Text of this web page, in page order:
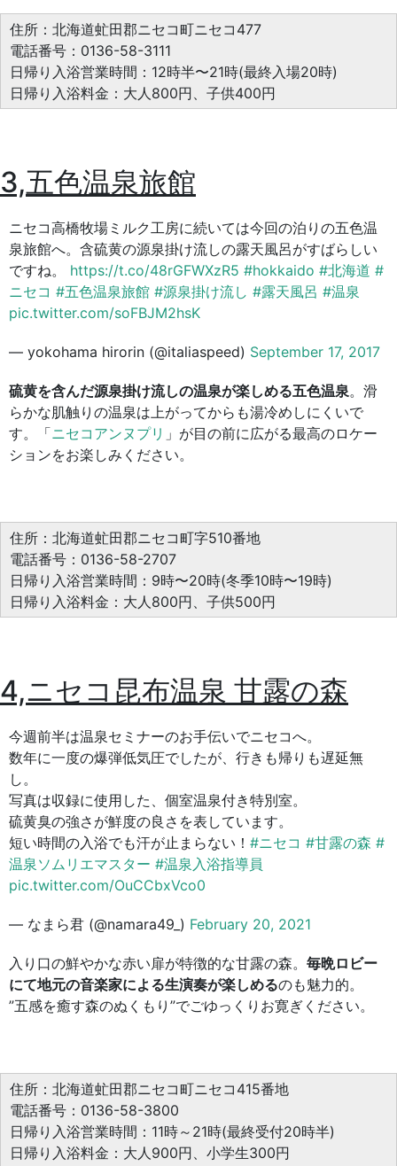
住所：北海道虻田郡ニセコ町ニセコ477
電話番号：0136-58-3111
日帰り入浴営業時間：12時半〜21時(最終入場20時)
日帰り入浴料金：大人800円、子供400円
3,五色温泉旅館
ニセコ高橋牧場ミルク工房に続いては今回の泊りの五色温
泉旅館へ。含硫黄の源泉掛け流しの露天風呂がすばらしい
ですね。 https://t.co/48rGFWXzR5 #hokkaido #北海道 #
ニセコ #五色温泉旅館 #源泉掛け流し #露天風呂 #温泉
pic.twitter.com/soFBJM2hsK
— yokohama hirorin (@italiaspeed) September 17, 2017
硫黄を含んだ源泉掛け流しの温泉が楽しめる五色温泉。滑
らかな肌触りの温泉は上がってからも湯冷めしにくいで
す。「ニセコアンヌプリ 」が目の前に広がる最高のロケー
ションをお楽しみください。
住所：北海道虻田郡ニセコ町字510番地
電話番号：0136-58-2707
日帰り入浴営業時間：9時〜20時(冬季10時〜19時)
日帰り入浴料金：大人800円、子供500円
4,ニセコ昆布温泉 甘露の森
今週前半は温泉セミナーのお手伝いでニセコへ。
数年に一度の爆弾低気圧でしたが、行きも帰りも遅延無
し。
写真は収録に使用した、個室温泉付き特別室。
硫黄臭の強さが鮮度の良さを表しています。
短い時間の入浴でも汗が止まらない！ #ニセコ #甘露の森 #
温泉ソムリエマスター #温泉入浴指導員
pic.twitter.com/OuCCbxVco0
— なまら君 (@namara49_) February 20, 2021
入り口の鮮やかな赤い扉が特徴的な甘露の森。 毎晩ロビー
にて地元の音楽家による生演奏が楽しめるのも魅力的。
”五感を癒す森のぬくもり”でごゆっくりお寛ぎください。
住所：北海道虻田郡ニセコ町ニセコ415番地
電話番号：0136-58-3800
日帰り入浴営業時間：11時～21時(最終受付20時半)
日帰り入浴料金：大人900円、小学生300円